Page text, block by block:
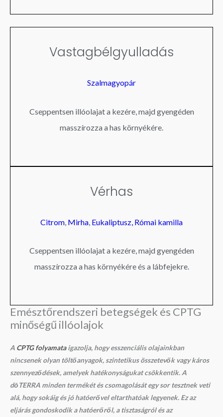
Vastagbélgyulladás
Szalmagyopár
Cseppentsen illóolajat a kezére, majd gyengéden
masszírozza a has környékére.
Vérhas
Citrom Mirha Eukaliptusz, Római kamilla
Cseppentsen illóolajat a kezére, majd gyengéden
masszírozza a has környékére és a lábfejekre.
Emésztőrendszeri betegségek és CPTG
minőségű illóolajok
A CPTG folyamataigazolja, hogy esszenciális olajainkban
nincsenek olyan töltőanyagok, szintetikus összetevők vagy káros
szennyeződések, amelyek hatékonyságukat csökkentik. A
dōTERRA minden termékét és csomagolását egy sor tesztnek veti
alá, hogy sokáig és jó hatóerővel eltarthatóak legyenek. Ez az
eljárás gondoskodik a hatóerőről, a tisztaságról és az